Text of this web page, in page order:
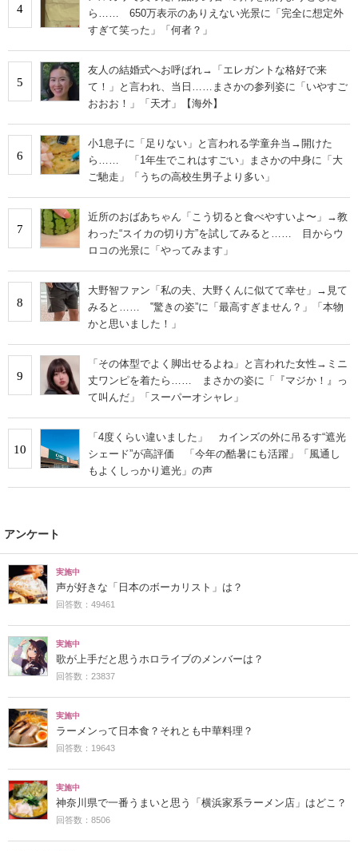
4
ら…… 650万表示のありえない光景に「完全に想定外
すぎて笑った」「何者？」
5
友人の結婚式へお呼ばれ→「エレガントな格好で来
て！」と言われ、当日……まさかの参列姿に「いやすご
おおお！」「天才」【海外】
6
小1息子に「足りない」と言われる学童弁当→開けた
ら…… 「1年生でこれはすごい」まさかの中身に「大
ご馳走」「うちの高校生男子より多い」
7
近所のおばあちゃん「こう切ると食べやすいよ〜」→教
わった“スイカの切り方”を試してみると…… 目からウ
ロコの光景に「やってみます」
8
大野智ファン「私の夫、大野くんに似てて幸せ」→見て
みると…… ‟驚きの姿”に「最高すぎません？」「本物
かと思いました！」
9
「その体型でよく脚出せるよね」と言われた女性→ミニ
丈ワンピを着たら…… まさかの姿に「『マジか！』っ
て叫んだ」「スーパーオシャレ」
10
「4度くらい違いました」 カインズの外に吊るす“遮光
シェード”が高評価 「今年の酷暑にも活躍」「風通し
もよくしっかり遮光」の声
アンケート
実施中
声が好きな「日本のボーカリスト」は？
回答数：49461
実施中
歌が上手だと思うホロライブのメンバーは？
回答数：23837
実施中
ラーメンって日本食？それとも中華料理？
回答数：19643
実施中
神奈川県で一番うまいと思う「横浜家系ラーメン店」はどこ？
回答数：8506